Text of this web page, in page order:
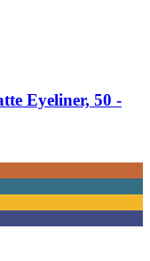
Eyeliner, 50 -​